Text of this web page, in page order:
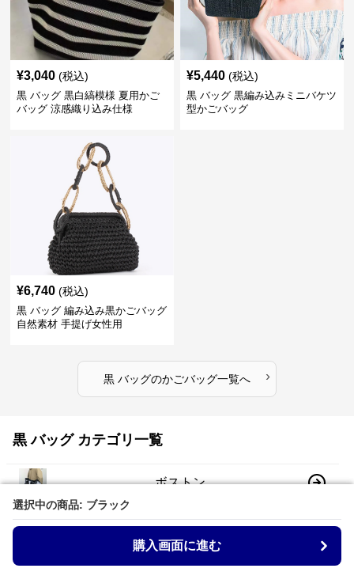
選択中の商品: ブラック
購入画面に進む
選択中の商品: ブラック
購入画面に進む
¥3,040 (税込)
黒 バッグ 黒白縞模様 夏用かご
バッグ 涼感織り込み仕様
¥5,440 (税込)
黒 バッグ 黒編み込みミニバケツ
型かごバッグ
¥6,740 (税込)
黒 バッグ 編み込み黒かごバッグ
自然素材 手提げ女性用
黒 バッグのかごバッグ一覧へ ›
黒 バッグ カテゴリ一覧
ボストン
ショルダー
トート